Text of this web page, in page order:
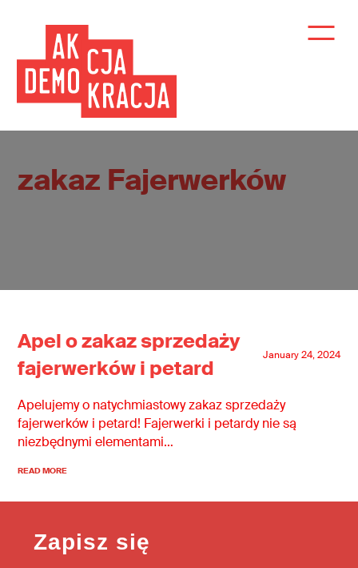
zakaz Fajerwerków
January 24, 2024
Apel o zakaz sprzedaży
fajerwerków i petard
Apelujemy o natychmiastowy zakaz sprzedaży
fajerwerków i petard! Fajerwerki i petardy nie są
niezbędnymi elementami…
READ MORE
Zapisz się